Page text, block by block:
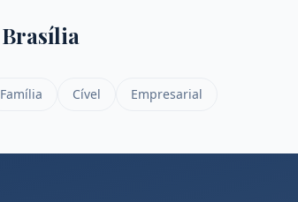
Brasília
Família Cível Empresarial